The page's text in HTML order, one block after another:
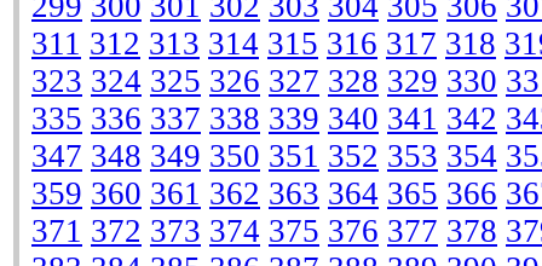
311 312 313 314 315 316 317 318
323 324 325 326 327 328 329 330
335 336 337 338 339 340 341 342
347 348 349 350 351 352 353 354
359 360 361 362 363 364 365 366
371 372 373 374 375 376 377 378